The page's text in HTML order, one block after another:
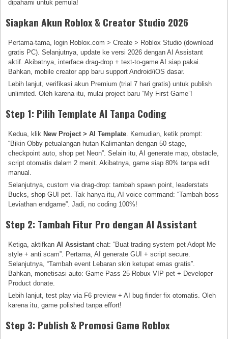
dipahami untuk pemula!
Siapkan Akun Roblox & Creator Studio 2026
Pertama-tama, login Roblox.com > Create > Roblox Studio (download
gratis PC). Selanjutnya, update ke versi 2026 dengan AI Assistant
aktif. Akibatnya, interface drag-drop + text-to-game AI siap pakai.
Bahkan, mobile creator app baru support Android/iOS dasar.
Lebih lanjut, verifikasi akun Premium (trial 7 hari gratis) untuk publish
unlimited. Oleh karena itu, mulai project baru “My First Game”!
Step 1: Pilih Template AI Tanpa Coding
Kedua, klik New Project > AI Template . Kemudian, ketik prompt:
“Bikin Obby petualangan hutan Kalimantan dengan 50 stage,
checkpoint auto, shop pet Neon”. Selain itu, AI generate map, obstacle,
script otomatis dalam 2 menit. Akibatnya, game siap 80% tanpa edit
manual.
Selanjutnya, custom via drag-drop: tambah spawn point, leaderstats
Bucks, shop GUI pet. Tak hanya itu, AI voice command: “Tambah boss
Leviathan endgame”. Jadi, no coding 100%!
Step 2: Tambah Fitur Pro dengan AI Assistant
Ketiga, aktifkanAI Assistant chat: “Buat trading system pet Adopt Me
style + anti scam”. Pertama, AI generate GUI + script secure.
Selanjutnya, “Tambah event Lebaran skin ketupat emas gratis”.
Bahkan, monetisasi auto: Game Pass 25 Robux VIP pet + Developer
Product donate.
Lebih lanjut, test play via F6 preview + AI bug finder fix otomatis. Oleh
karena itu, game polished tanpa effort!
Step 3: Publish & Promosi Game Roblox